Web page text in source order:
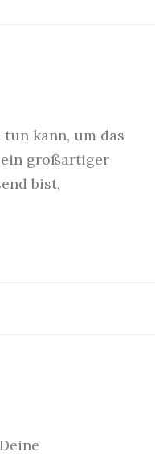
kann, um das
ein großartiger
bist,